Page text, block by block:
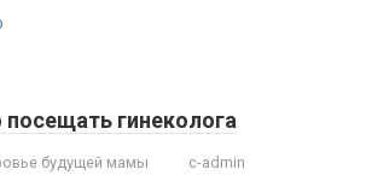
гинеколога
будущей мамы
c-admin